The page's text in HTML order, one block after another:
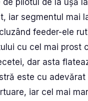
pilotul de la ușă
iar segmentul mai
feeder-ele
cu cel mai prost
dar asta
este cu
iar cel mai